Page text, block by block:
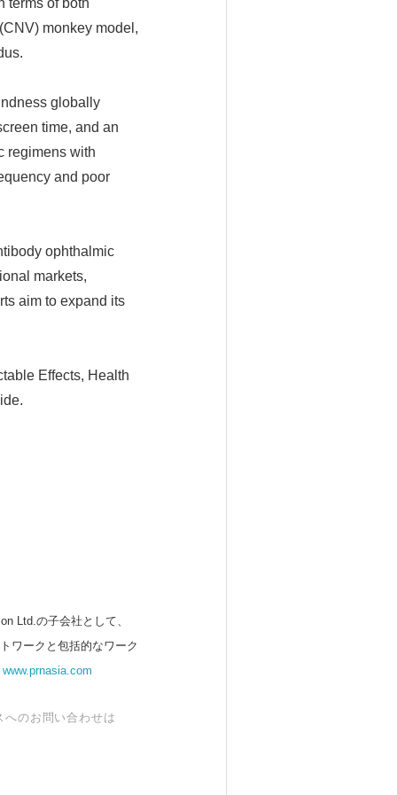
terms of both
monkey model,
globally
time, and an
regimens with
and poor
ophthalmic
markets,
aim to expand its
Effects, Health
Ltd.の子会社として、
ワークと包括的なワーク
www.prnasia.com
のお問い合わせは